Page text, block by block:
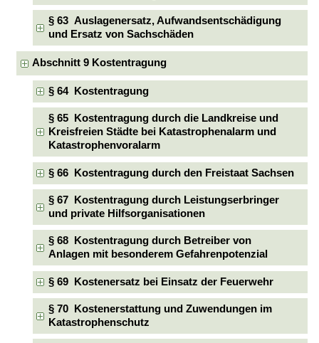
§ 63 Auslagenersatz, Aufwandsentschädigung
und Ersatz von Sachschäden
Abschnitt 9 Kostentragung
§ 64 Kostentragung
§ 65 Kostentragung durch die Landkreise und
Kreisfreien Städte bei Katastrophenalarm und
Katastrophenvoralarm
§ 66 Kostentragung durch den Freistaat Sachsen
§ 67 Kostentragung durch Leistungserbringer
und private Hilfsorganisationen
§ 68 Kostentragung durch Betreiber von
Anlagen mit besonderem Gefahrenpotenzial
§ 69 Kostenersatz bei Einsatz der Feuerwehr
§ 70 Kostenerstattung und Zuwendungen im
Katastrophenschutz